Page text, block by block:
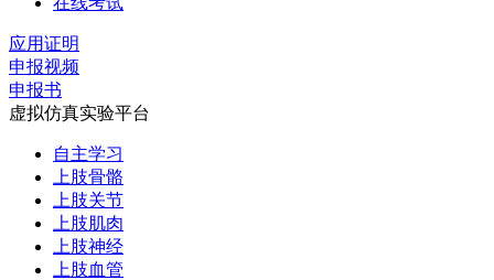
应用证明
申报视频
申报书
虚拟仿真实验平台
自主学习
上肢骨骼
上肢关节
上肢肌肉
上肢神经
上肢血管